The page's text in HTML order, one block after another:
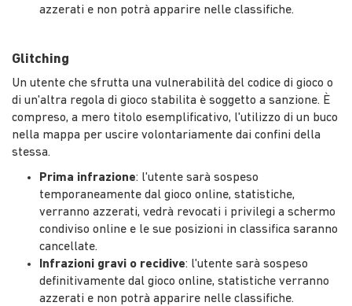
azzerati e non potrà apparire nelle classifiche.
Glitching
Un utente che sfrutta una vulnerabilità del codice di gioco o
di un'altra regola di gioco stabilita è soggetto a sanzione. È
compreso, a mero titolo esemplificativo, l'utilizzo di un buco
nella mappa per uscire volontariamente dai confini della
stessa.
Prima infrazione: l'utente sarà sospeso
temporaneamente dal gioco online, statistiche,
verranno azzerati, vedrà revocati i privilegi a schermo
condiviso online e le sue posizioni in classifica saranno
cancellate.
Infrazioni gravi o recidive: l'utente sarà sospeso
definitivamente dal gioco online, statistiche verranno
azzerati e non potrà apparire nelle classifiche.